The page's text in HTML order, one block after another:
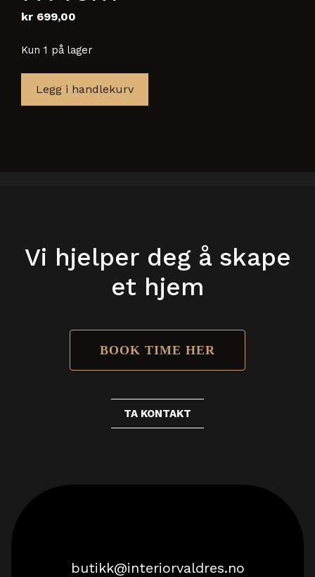
kr 699,00
Kun 1 på lager
PASADENA
Legg i handlekurv
Vi hjelper deg å skape
et hjem
BOOK TIME HER
TA KONTAKT
butikk@interiorvaldres.no